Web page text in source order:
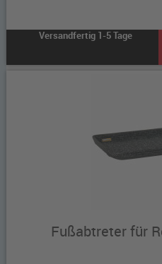
Versandfertig 1-5 Tage
Fußabtreter für